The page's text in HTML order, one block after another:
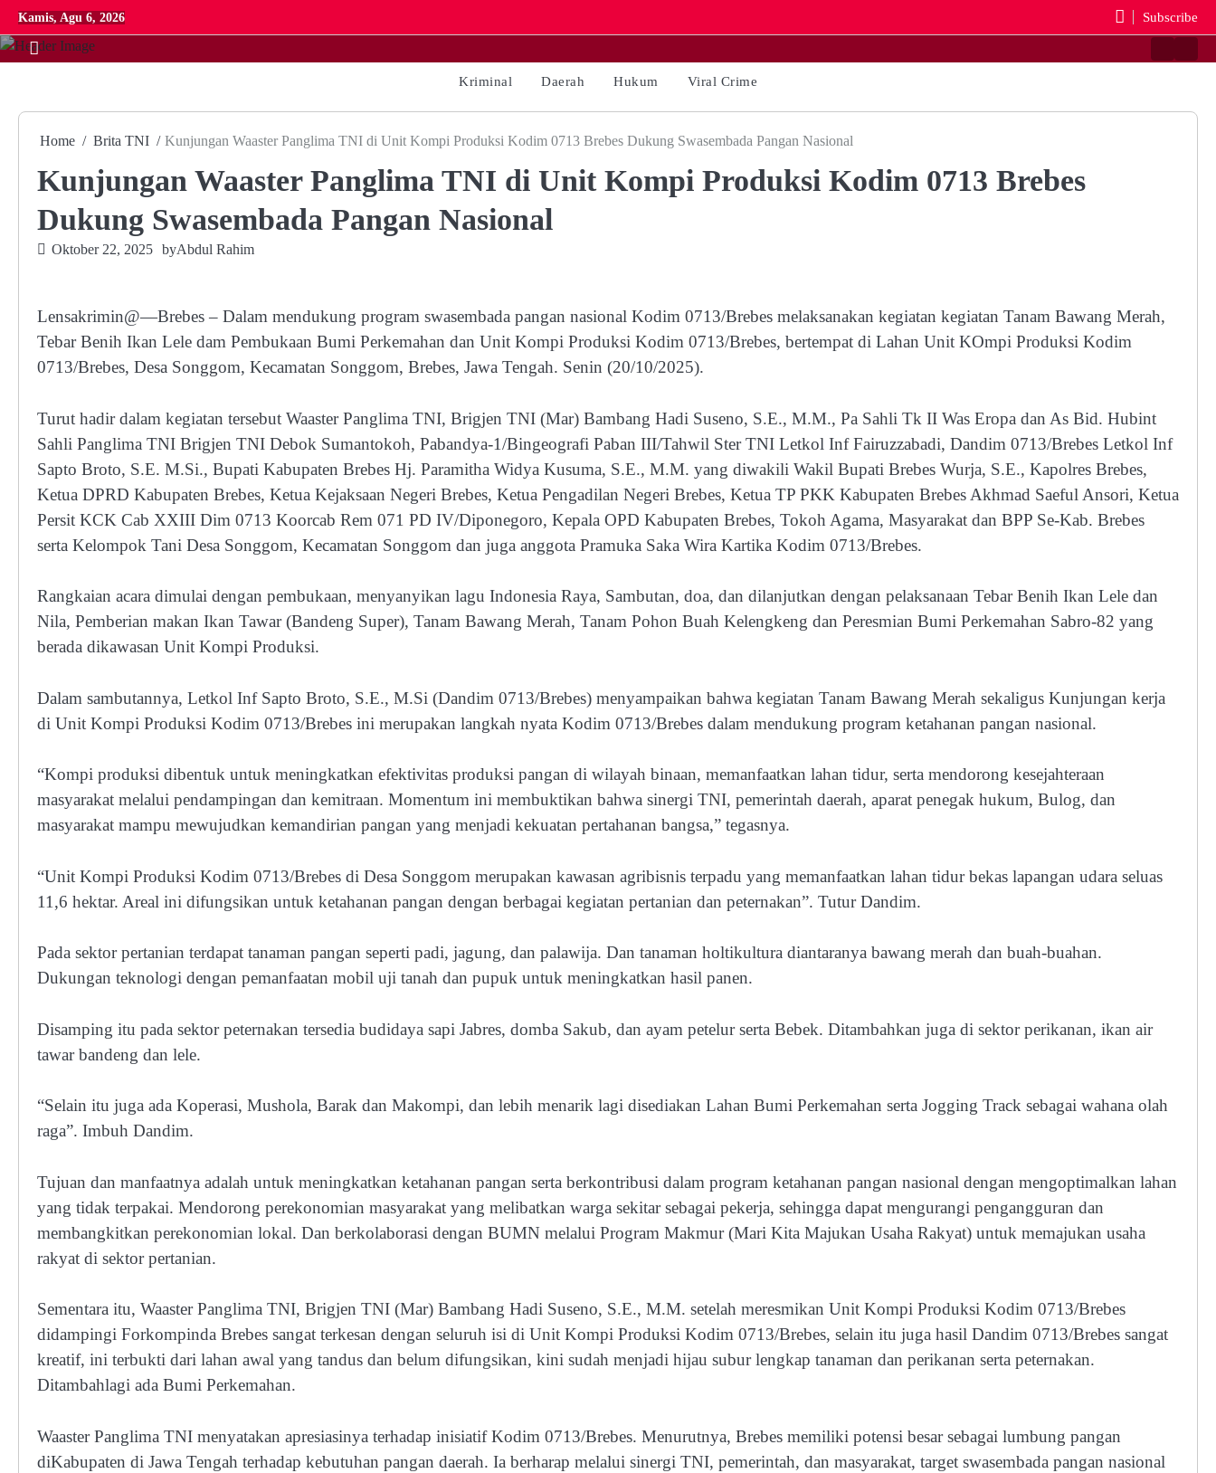
Skip
to
content
Kamis, Agu 6, 2026 Subscribe
Beranda
Kriminal
Daerah Hukum Viral Crime
Home Brita TNI Kunjungan Waaster Panglima TNI di Unit Kompi Produksi Kodim 0713 Brebes Dukung Swasembada Pangan Nasional
Kunjungan Waaster Panglima TNI di Unit Kompi Produksi Kodim 0713 Brebes
Dukung Swasembada Pangan Nasional
Oktober 22, 2025 byAbdul Rahim
Lensakrimin@—Brebes – Dalam mendukung program swasembada pangan nasional Kodim 0713/Brebes melaksanakan kegiatan kegiatan Tanam Bawang Merah,
Tebar Benih Ikan Lele dam Pembukaan Bumi Perkemahan dan Unit Kompi Produksi Kodim 0713/Brebes, bertempat di Lahan Unit KOmpi Produksi Kodim
0713/Brebes, Desa Songgom, Kecamatan Songgom, Brebes, Jawa Tengah. Senin (20/10/2025).
Turut hadir dalam kegiatan tersebut Waaster Panglima TNI, Brigjen TNI (Mar) Bambang Hadi Suseno, S.E., M.M., Pa Sahli Tk II Was Eropa dan As Bid. Hubint
Sahli Panglima TNI Brigjen TNI Debok Sumantokoh, Pabandya-1/Bingeografi Paban III/Tahwil Ster TNI Letkol Inf Fairuzzabadi, Dandim 0713/Brebes Letkol Inf
Sapto Broto, S.E. M.Si., Bupati Kabupaten Brebes Hj. Paramitha Widya Kusuma, S.E., M.M. yang diwakili Wakil Bupati Brebes Wurja, S.E., Kapolres Brebes,
Ketua DPRD Kabupaten Brebes, Ketua Kejaksaan Negeri Brebes, Ketua Pengadilan Negeri Brebes, Ketua TP PKK Kabupaten Brebes Akhmad Saeful Ansori, Ketua
Persit KCK Cab XXIII Dim 0713 Koorcab Rem 071 PD IV/Diponegoro, Kepala OPD Kabupaten Brebes, Tokoh Agama, Masyarakat dan BPP Se-Kab. Brebes
serta Kelompok Tani Desa Songgom, Kecamatan Songgom dan juga anggota Pramuka Saka Wira Kartika Kodim 0713/Brebes.
Rangkaian acara dimulai dengan pembukaan, menyanyikan lagu Indonesia Raya, Sambutan, doa, dan dilanjutkan dengan pelaksanaan Tebar Benih Ikan Lele dan
Nila, Pemberian makan Ikan Tawar (Bandeng Super), Tanam Bawang Merah, Tanam Pohon Buah Kelengkeng dan Peresmian Bumi Perkemahan Sabro-82 yang
berada dikawasan Unit Kompi Produksi.
Dalam sambutannya, Letkol Inf Sapto Broto, S.E., M.Si (Dandim 0713/Brebes) menyampaikan bahwa kegiatan Tanam Bawang Merah sekaligus Kunjungan kerja
di Unit Kompi Produksi Kodim 0713/Brebes ini merupakan langkah nyata Kodim 0713/Brebes dalam mendukung program ketahanan pangan nasional.
“Kompi produksi dibentuk untuk meningkatkan efektivitas produksi pangan di wilayah binaan, memanfaatkan lahan tidur, serta mendorong kesejahteraan
masyarakat melalui pendampingan dan kemitraan. Momentum ini membuktikan bahwa sinergi TNI, pemerintah daerah, aparat penegak hukum, Bulog, dan
masyarakat mampu mewujudkan kemandirian pangan yang menjadi kekuatan pertahanan bangsa,” tegasnya.
“Unit Kompi Produksi Kodim 0713/Brebes di Desa Songgom merupakan kawasan agribisnis terpadu yang memanfaatkan lahan tidur bekas lapangan udara seluas
11,6 hektar. Areal ini difungsikan untuk ketahanan pangan dengan berbagai kegiatan pertanian dan peternakan”. Tutur Dandim.
Pada sektor pertanian terdapat tanaman pangan seperti padi, jagung, dan palawija. Dan tanaman holtikultura diantaranya bawang merah dan buah-buahan.
Dukungan teknologi dengan pemanfaatan mobil uji tanah dan pupuk untuk meningkatkan hasil panen.
Disamping itu pada sektor peternakan tersedia budidaya sapi Jabres, domba Sakub, dan ayam petelur serta Bebek. Ditambahkan juga di sektor perikanan, ikan air
tawar bandeng dan lele.
“Selain itu juga ada Koperasi, Mushola, Barak dan Makompi, dan lebih menarik lagi disediakan Lahan Bumi Perkemahan serta Jogging Track sebagai wahana olah
raga”. Imbuh Dandim.
Tujuan dan manfaatnya adalah untuk meningkatkan ketahanan pangan serta berkontribusi dalam program ketahanan pangan nasional dengan mengoptimalkan lahan
yang tidak terpakai. Mendorong perekonomian masyarakat yang melibatkan warga sekitar sebagai pekerja, sehingga dapat mengurangi pengangguran dan
membangkitkan perekonomian lokal. Dan berkolaborasi dengan BUMN melalui Program Makmur (Mari Kita Majukan Usaha Rakyat) untuk memajukan usaha
rakyat di sektor pertanian.
Sementara itu, Waaster Panglima TNI, Brigjen TNI (Mar) Bambang Hadi Suseno, S.E., M.M. setelah meresmikan Unit Kompi Produksi Kodim 0713/Brebes
didampingi Forkompinda Brebes sangat terkesan dengan seluruh isi di Unit Kompi Produksi Kodim 0713/Brebes, selain itu juga hasil Dandim 0713/Brebes sangat
kreatif, ini terbukti dari lahan awal yang tandus dan belum difungsikan, kini sudah menjadi hijau subur lengkap tanaman dan perikanan serta peternakan.
Ditambahlagi ada Bumi Perkemahan.
Waaster Panglima TNI menyatakan apresiasinya terhadap inisiatif Kodim 0713/Brebes. Menurutnya, Brebes memiliki potensi besar sebagai lumbung pangan
diKabupaten di Jawa Tengah terhadap kebutuhan pangan daerah. Ia berharap melalui sinergi TNI, pemerintah, dan masyarakat, target swasembada pangan nasional